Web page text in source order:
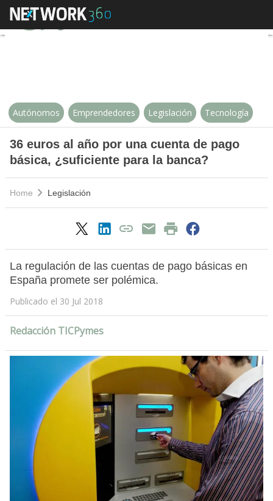
36 euros al año por una cuenta
Autónomos Emprendedores Legislación Tecnología
36 euros al año por una cuenta de pago
básica, ¿suficiente para la banca?
Home Legislación
La regulación de las cuentas de pago básicas en
España promete ser polémica.
Publicado el 30 Jul 2018
Redacción TICPymes